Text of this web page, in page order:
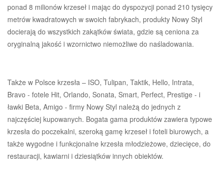
ponad 8 milionów krzeseł i mając do dyspozycji ponad 210 tysięcy
metrów kwadratowych w swoich fabrykach, produkty Nowy Styl
docierają do wszystkich zakątków świata, gdzie są ceniona za
oryginalną jakość i wzornictwo niemożliwe do naśladowania.
Także w Polsce krzesła – ISO, Tulipan, Taktik, Hello, Intrata,
Bravo - fotele Hit, Orlando, Sonata, Smart, Perfect, Prestige - i
ławki Beta, Amigo - firmy Nowy Styl należą do jednych z
najczęściej kupowanych. Bogata gama produktów zawiera typowe
krzesła do poczekalni, szeroką gamę krzeseł i foteli biurowych, a
także wygodne i funkcjonalne krzesła młodzieżowe, dziecięce, do
restauracji, kawiarni i dziesiątków innych obiektów.